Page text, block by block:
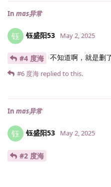
In mas异常
钰 钰盛阳53 May 2, 2025
#4 度海 不知道啊，就是删
#6 度海 replied to this.
In mas异常
钰 钰盛阳53 May 2, 2025
#2 度海